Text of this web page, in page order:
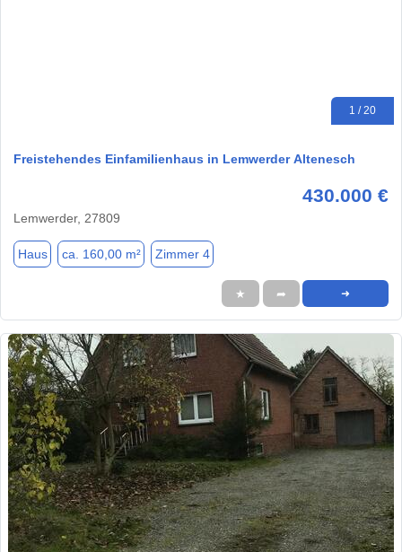
1 / 20
Freistehendes Einfamilienhaus in Lemwerder Altenesch
430.000 €
Lemwerder, 27809
Haus ca. 160,00 m² Zimmer 4
★ ➦ ➜